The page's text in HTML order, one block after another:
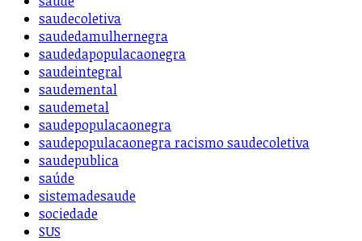
saudecoletiva
saudedamulhernegra
saudedapopulacaonegra
saudeintegral
saudemental
saudemetal
saudepopulacaonegra
saudepopulacaonegra racismo saudecoletiva
saudepublica
saúde
sistemadesaude
sociedade
SUS